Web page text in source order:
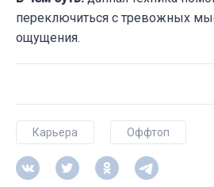
переключиться с тревожных
ощущения.
Карьера Оффтоп